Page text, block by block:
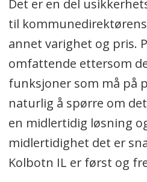
minst ni dusjer.
førstehjelpsrom i
Dommergarderobe
konferanserom, to
avdelinger med
toalett og dusj.
Dopingkontrollrom
toaletter til
Det er en del
til
annet varighet og pris.
omfattende ettersom
funksjoner som må på
naturlig å spørre om
en midlertidig løsning
midlertidighet det er
Kolbotn IL er først og